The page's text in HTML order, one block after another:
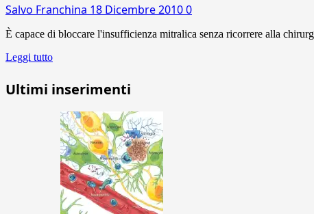
Salvo Franchina 18 Dicembre 20100
È capace di bloccare l'insufficienza mitralica senza ricorrere alla
Leggi tutto
Ultimi inserimenti